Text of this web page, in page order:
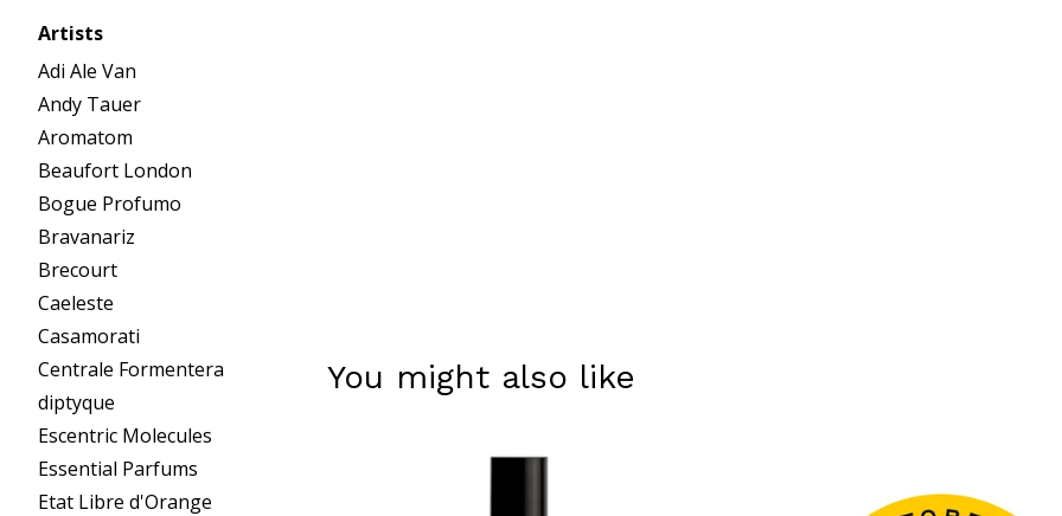
Artists
Adi Ale Van
Andy Tauer
Aromatom
Beaufort London
Bogue Profumo
Bravanariz
Brecourt
Caeleste
Casamorati
Centrale Formentera
diptyque
Escentric Molecules
Essential Parfums
Etat Libre d'Orange
You might also like